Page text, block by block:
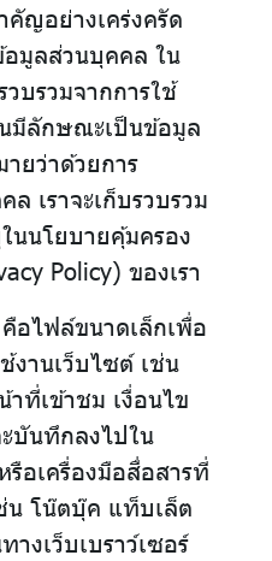
คัญอย่างเคร่งครัด
อมูลส่วนบุคคล ใน
บรวมจากการใช้
มีลักษณะเป็นข้อมูล
ยว่าด้วยการ
เราจะเก็บรวบรวม
นนโยบายคุ้มครอง
Policy) ของเรา
คือไฟล์ขนาดเล็กเพื่อ
งานเว็บไซต์ เช่น
ที่เข้าชม เงื่อนไข
บันทึกลงไปใน
อเครื่องมือสื่อสารที่
น โน๊ตบุ๊ค แท็บเล็ต
งเว็บเบราว์เซอร์